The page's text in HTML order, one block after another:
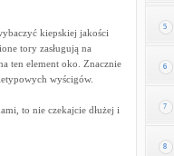
kiepskiej jakości
tory zasługują na
ten element oko. Znacznie
wyścigów.
to nie czekajcie dłużej i
5
6
7
8